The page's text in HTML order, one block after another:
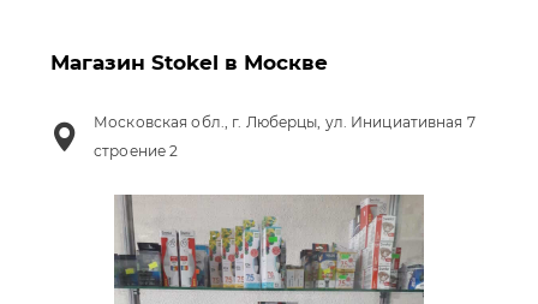
Магазин Stokel в Москве
Московская обл., г. Люберцы, ул. Инициативная 7
строение 2